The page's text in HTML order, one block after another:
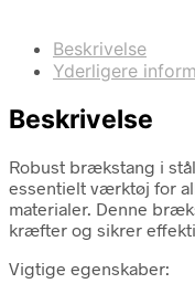
Beskrivelse
Yderligere
Beskrivelse
Robust brækstang i
essentielt værktøj for
materialer. Denne
kræfter og sikrer
Vigtige egenskaber: